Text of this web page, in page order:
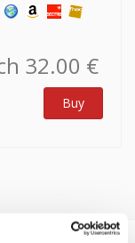
32.00 €
Buy